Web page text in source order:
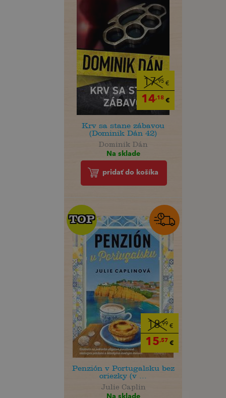
17,95€
14,18€
Krv sa stane zábavou
(Dominik Dán 42)
Dominik Dán
Na sklade
pridať do košíka
18,99 €
15,57 €
TOP
TOP
Penzión v Portugalsku bez
oriezky (v ...
Julie Caplin
Na sklade